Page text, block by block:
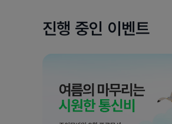
진행 중인 이벤트